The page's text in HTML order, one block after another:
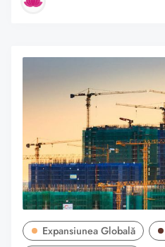
Expansiunea Globală